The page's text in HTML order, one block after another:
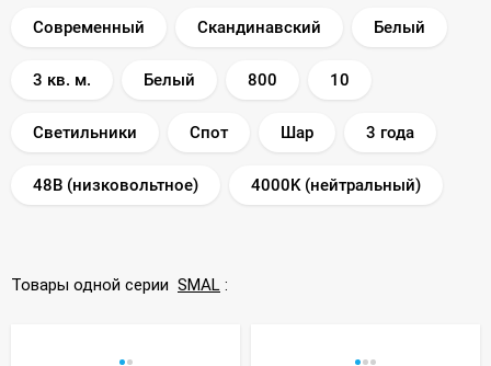
Современный Скандинавский Белый
3 кв. м. Белый 800 10
Светильники Спот Шар 3 года
48В (низковольтное) 4000K (нейтральный)
Товары одной серии SMAL :